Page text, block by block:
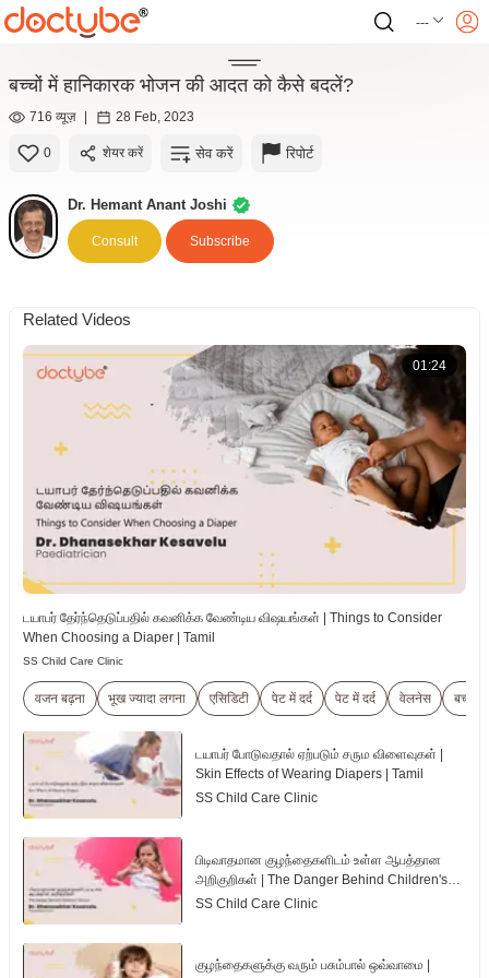
---
बच्चों में हानिकारक भोजन की आदत को कैसे बदलें?
716 व्यूज़ | 28 Feb, 2023
0 शेयर करें सेव करें रिपोर्ट
Dr. Hemant Anant Joshi
Consult Subscribe
Related Videos
01:24
டயாபர் தேர்ந்தெடுப்பதில் கவனிக்க வேண்டிய விஷயங்கள் | Things to Consider
When Choosing a Diaper | Tamil
SS Child Care Clinic
वजन बढ़ना भूख ज्यादा लगना एसिडिटी पेट में दर्द पेट में दर्द वेलनेस बच्चे
டயாபர் போடுவதால் ஏற்படும் சரும விளைவுகள் |
Skin Effects of Wearing Diapers | Tamil
SS Child Care Clinic
பிடிவாதமான குழந்தைகளிடம் உள்ள ஆபத்தான
அறிகுறிகள் | The Danger Behind Children's
Tantrum | Tamil
SS Child Care Clinic
குழந்தைகளுக்கு வரும் பசும்பால் ஒவ்வாமை |